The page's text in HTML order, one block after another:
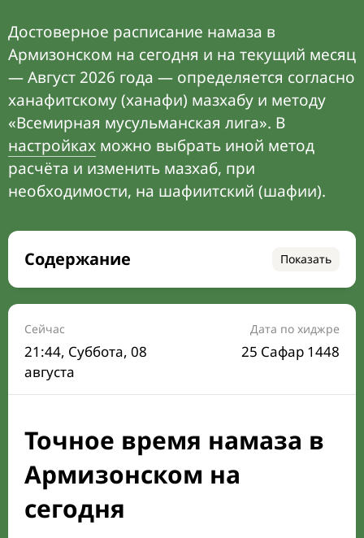
Достоверное расписание намаза в
Армизонском на сегодня и на текущий месяц
— Август 2026 года — определяется согласно
ханафитскому (ханафи) мазхабу и методу
«Всемирная мусульманская лига». В
настройках можно выбрать иной метод
расчёта и изменить мазхаб, при
необходимости, на шафиитский (шафии).
Содержание Показать
Время намаза на сегодня
Расписание на месяц
Время Сухура и Ифтара на сегодня
Календарь рамадана
Направление киблы
Сейчас
21:44, Суббота, 08
августа
Дата по хиджре
25 Сафар 1448
Точное время намаза в
Армизонском на
сегодня